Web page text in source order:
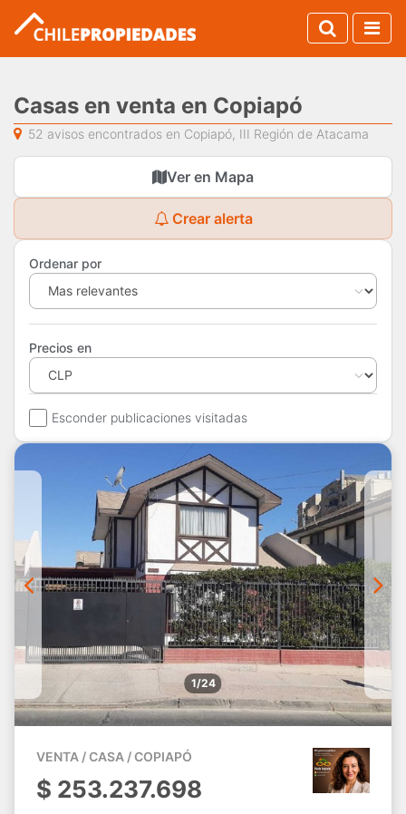
Casas en venta en Copiapó
52 avisos encontrados en Copiapó, III Región de Atacama
Ver en Mapa
Crear alerta
Ordenar por
Precios en
Esconder publicaciones visitadas
1/24
VENTA / CASA / COPIAPÓ
$ 253.237.698